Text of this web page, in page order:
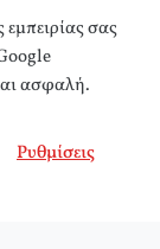
σας
ασφαλή.
Ρυθμίσεις